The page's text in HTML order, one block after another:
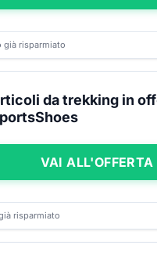
già risparmiato
da trekking in
VAI ALL'OFFERTA
risparmiato